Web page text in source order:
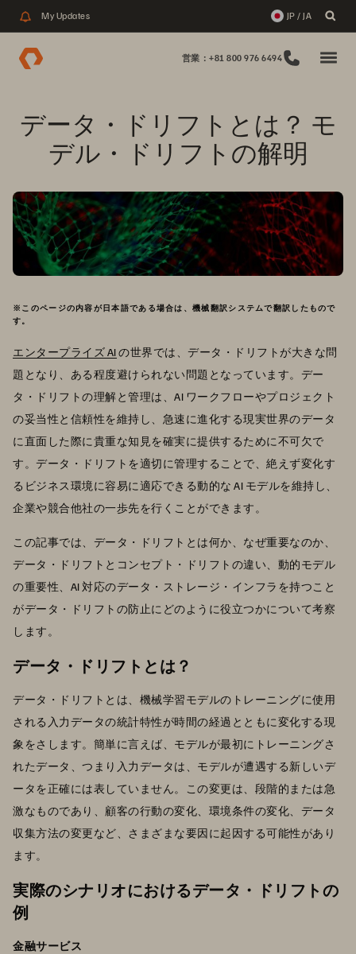
My Updates JP / JA
営業：+81 800 976 6494
データ・ドリフトとは？ モ
デル・ドリフトの解明
※このページの内容が日本語である場合は、機械翻訳システムで翻訳したもので
す。
エンタープライズ AIの世界では、データ・ドリフトが大きな問
題となり、ある程度避けられない問題となっています。デー
タ・ドリフトの理解と管理は、AI ワークフローやプロジェクト
の妥当性と信頼性を維持し、急速に進化する現実世界のデータ
に直面した際に貴重な知見を確実に提供するために不可欠で
す。データ・ドリフトを適切に管理することで、絶えず変化す
るビジネス環境に容易に適応できる動的な AI モデルを維持し、
企業や競合他社の一歩先を行くことができます。
この記事では、データ・ドリフトとは何か、なぜ重要なのか、
データ・ドリフトとコンセプト・ドリフトの違い、動的モデル
の重要性、AI 対応のデータ・ストレージ・インフラを持つこと
がデータ・ドリフトの防止にどのように役立つかについて考察
します。
データ・ドリフトとは？
データ・ドリフトとは、機械学習モデルのトレーニングに使用
される入力データの統計特性が時間の経過とともに変化する現
象をさします。簡単に言えば、モデルが最初にトレーニングさ
れたデータ、つまり入力データは、モデルが遭遇する新しいデ
ータを正確には表していません。この変更は、段階的または急
激なものであり、顧客の行動の変化、環境条件の変化、データ
収集方法の変更など、さまざまな要因に起因する可能性があり
ます。
実際のシナリオにおけるデータ・ドリフトの
例
金融サービス